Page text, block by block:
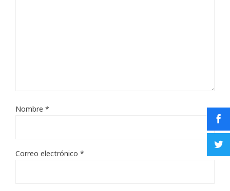
Nombre *
Correo electrónico *